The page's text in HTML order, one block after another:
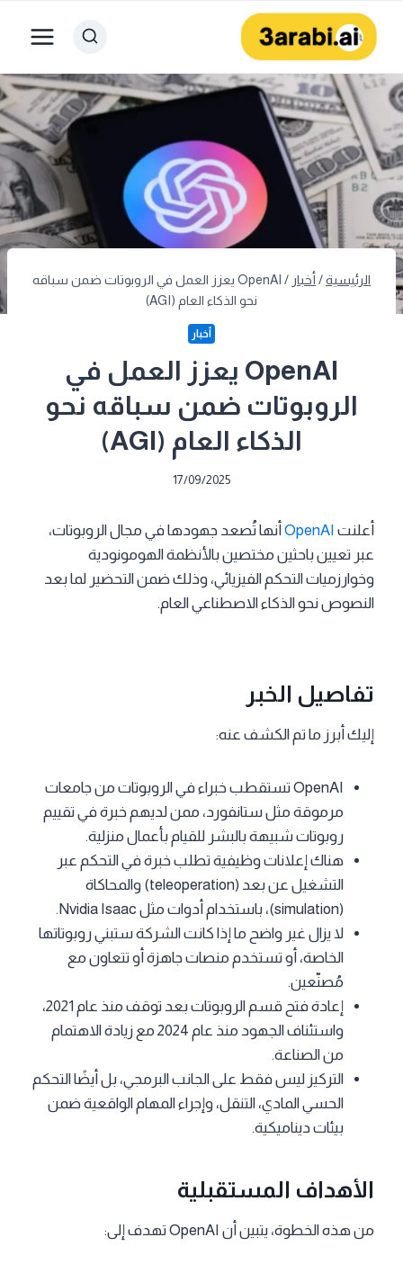
المحتوى
الرئيسية/ أخبار /
OpenAI يعزز العمل في الروبوتات ضمن سباقه
نحو الذكاء العام (AGI)
أخبار
OpenAI يعزز العمل في
الروبوتات ضمن سباقه نحو
الذكاء العام (AGI)
17/09/2025
أعلنت OpenAIأنها تُصعد جهودها في مجال الروبوتات،
عبر تعيين باحثين مختصين بالأنظمة الهومونودية
وخوارزميات التحكم الفيزيائي، وذلك ضمن التحضير لما بعد
النصوص نحو الذكاء الاصطناعي العام.
تفاصيل الخبر
إليك أبرز ما تم الكشف عنه:
OpenAI تستقطب خبراء في الروبوتات من جامعات
مرموقة مثل ستانفورد، ممن لديهم خبرة في تقييم
روبوتات شبيهة بالبشر للقيام بأعمال منزلية.
هناك إعلانات وظيفية تطلب خبرة في التحكم عبر
التشغيل عن بعد (teleoperation) والمحاكاة
(simulation)، باستخدام أدوات مثل Nvidia Isaac.
لا يزال غير واضح ما إذا كانت الشركة ستبني روبوتاتها
الخاصة، أو تستخدم منصات جاهزة أو تتعاون مع
مُصنّعين.
إعادة فتح قسم الروبوتات بعد توقف منذ عام 2021،
واستئناف الجهود منذ عام 2024 مع زيادة الاهتمام
من الصناعة.
التركيز ليس فقط على الجانب البرمجي، بل أيضًا التحكم
الحسي المادي، التنقل، وإجراء المهام الواقعية ضمن
بيئات ديناميكية.
الأهداف المستقبلية
من هذه الخطوة، يتبين أن OpenAI تهدف إلى: